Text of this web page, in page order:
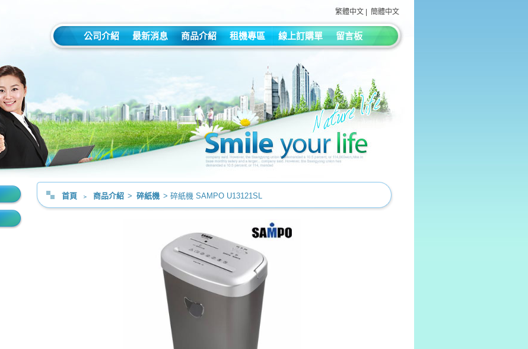
繁體中文 簡體中文
公司介紹 最新消息 商品介紹 租機專區 線上訂購單 留言板
首頁 ﹥ 商品介紹 > 碎紙機 > 碎紙機 SAMPO U13121SL